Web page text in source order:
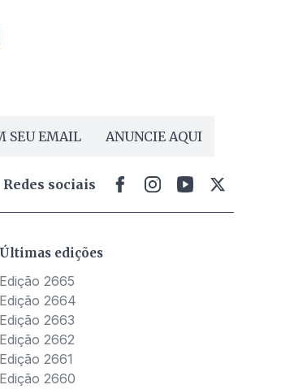
SEU EMAIL ANUNCIE AQUI
Redes sociais
Últimas edições
Edição 2665
Edição 2664
Edição 2663
Edição 2662
Edição 2661
Edição 2660